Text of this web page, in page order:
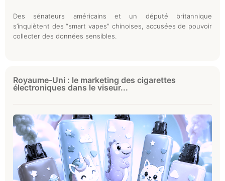
Des sénateurs américains et un député britannique
s’inquiètent des “smart vapes” chinoises, accusées de pouvoir
collecter des données sensibles.
Royaume-Uni : le marketing des cigarettes
électroniques dans le viseur...